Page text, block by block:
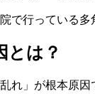
で行っている多
とは？
れ」が根本原因